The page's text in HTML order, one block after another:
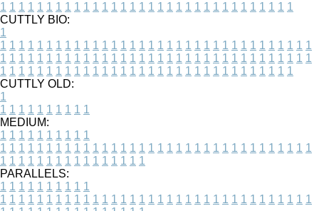
1 1 1 1 1 1 1 1 1 1 1 1 1 1 1 1 1 1 1 1 1 1 1 1 1 1 1 1 1 1 1 1
CUTTLY BIO:
1
1 1 1 1 1 1 1 1 1 1 1 1 1 1 1 1 1 1 1 1 1 1 1 1 1 1 1 1 1 1 1 1 1 1
1 1 1 1 1 1 1 1 1 1 1 1 1 1 1 1 1 1 1 1 1 1 1 1 1 1 1 1 1 1 1 1 1 1
1 1 1 1 1 1 1 1 1 1 1 1 1 1 1 1 1 1 1 1 1 1 1 1 1 1 1 1 1 1 1 1
CUTTLY OLD:
1
1 1 1 1 1 1 1 1 1 1
MEDIUM:
1 1 1 1 1 1 1 1 1 1
1 1 1 1 1 1 1 1 1 1 1 1 1 1 1 1 1 1 1 1 1 1 1 1 1 1 1 1 1 1 1 1 1 1
1 1 1 1 1 1 1 1 1 1 1 1 1 1 1 1
PARALLELS:
1 1 1 1 1 1 1 1 1 1
1 1 1 1 1 1 1 1 1 1 1 1 1 1 1 1 1 1 1 1 1 1 1 1 1 1 1 1 1 1 1 1 1 1